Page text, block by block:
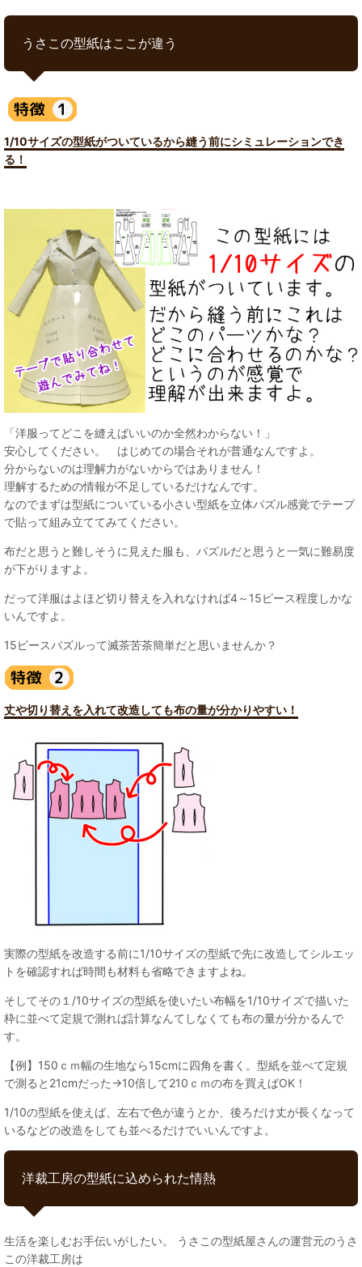
うさこの型紙はここが違う
1/10サイズの型紙がついているから縫う前にシミュレーションでき
る！
「洋服ってどこを縫えばいいのか全然わからない！」
安心してください。 はじめての場合それが普通なんですよ。
分からないのは理解力がないからではありません！
理解するための情報が不足しているだけなんです。
なのでまずは型紙についている小さい型紙を立体パズル感覚でテープ
で貼って組み立ててみてください。
布だと思うと難しそうに見えた服も、パズルだと思うと一気に難易度
が下がりますよ。
だって洋服はよほど切り替えを入れなければ4～15ピース程度しかな
いんですよ。
15ピースパズルって滅茶苦茶簡単だと思いませんか？
丈や切り替えを入れて改造しても布の量が分かりやすい！
実際の型紙を改造する前に1/10サイズの型紙で先に改造してシルエッ
トを確認すれば時間も材料も省略できますよね。
そしてその１/10サイズの型紙を使いたい布幅を1/10サイズで描いた
枠に並べて定規で測れば計算なんてしなくても布の量が分かるんで
す。
【例】150ｃｍ幅の生地なら15cmに四角を書く。型紙を並べて定規
で測ると21cmだった→10倍して210ｃｍの布を買えばOK！
1/10の型紙を使えば、左右で色が違うとか、後ろだけ丈が長くなって
いるなどの改造をしても並べるだけでいいんですよ。
洋裁工房の型紙に込められた情熱
生活を楽しむお手伝いがしたい。 うさこの型紙屋さんの運営元のうさ
この洋裁工房は